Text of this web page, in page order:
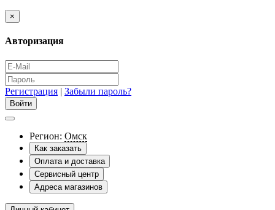
×
Авторизация
Регистрация | Забыли пароль?
Регион: Омск
Как заказать
Оплата и доставка
Сервисный центр
Адреса магазинов